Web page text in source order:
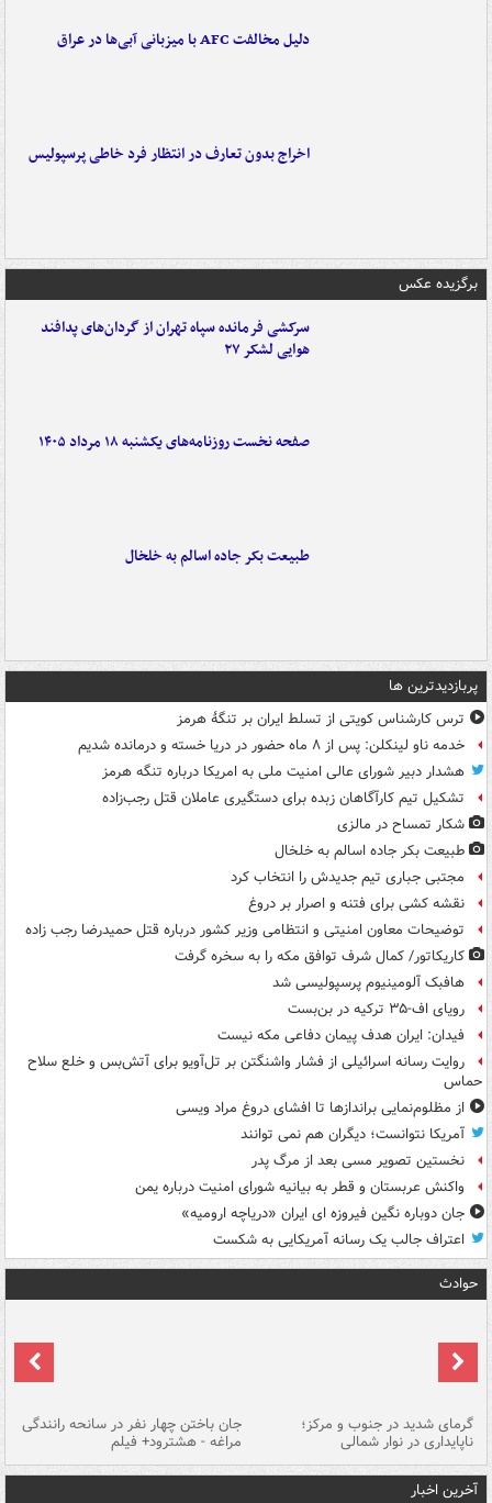
دلیل مخالفت AFC با میزبانی آبی‌ها در عراق
اخراج بدون تعارف در انتظار فرد خاطی پرسپولیس
برگزیده عکس
سرکشی فرمانده سپاه تهران از گردان‌های پدافند
هوایی لشکر ۲۷
صفحه نخست روزنامه‌های یکشنبه ۱۸ مرداد ۱۴۰۵
طبیعت بکر جاده اسالم به خلخال
پربازدیدترین ها
ترس کارشناس کویتی از تسلط ایران بر تنگۀ هرمز
خدمه ناو لینکلن: پس از ۸ ماه حضور در دریا خسته و درمانده‌ شدیم
هشدار دبیر شورای عالی امنیت ملی به امریکا درباره تنگه هرمز
تشکیل تیم کارآگاهان زبده برای دستگیری عاملان قتل رجب‌زاده
شکار تمساح در مالزی
طبیعت بکر جاده اسالم به خلخال
مجتبی جباری تیم جدیدش را انتخاب کرد
نقشه کشی برای فتنه و اصرار بر دروغ
توضیحات معاون امنیتی و انتظامی وزیر کشور درباره قتل حمیدرضا رجب زاده
کاریکاتور/ کمال شرف توافق مکه را به سخره گرفت
هافبک آلومینیوم پرسپولیسی شد
رویای اف-۳۵ ترکیه در بن‌بست
فیدان: ایران هدف پیمان دفاعی مکه نیست
روایت رسانه اسرائیلی از فشار واشنگتن بر تل‌آویو برای آتش‌بس و خلع سلاح
حماس
از مظلوم‌نمایی براندازها تا افشای دروغ مراد ویسی
آمریکا نتوانست؛ دیگران هم نمی توانند
نخستین تصویر مسی بعد از مرگ پدر
واکنش عربستان و قطر به بیانیه شورای امنیت درباره یمن
جان دوباره نگین فیروزه ای ایران «دریاچه ارومیه»
اعتراف جالب یک رسانه آمریکایی به شکست
حوادث
گرمای شدید در جنوب و مرکز؛
ناپایداری در نوار شمالی
جان باختن چهار نفر در سانحه رانندگی
مراغه - هشترود+ فیلم
آخرین اخبار